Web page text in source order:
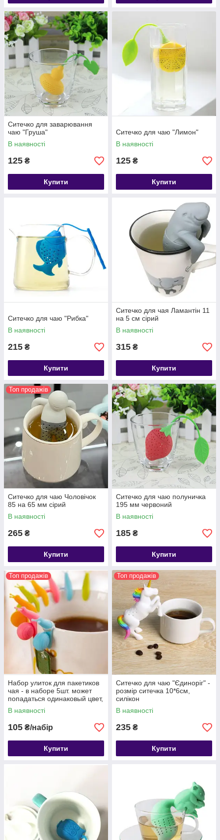
Ситечко для заварювання
чаю "Груша"
В наявності
125 ₴
Купити
Ситечко для чаю "Лимон"
В наявності
125 ₴
Купити
Ситечко для чаю "Рибка"
В наявності
215 ₴
Купити
Ситечко для чая Ламантін 11
на 5 см сірий
В наявності
315 ₴
Купити
Топ продажів
Ситечко для чаю Чоловічок
85 на 65 мм сірий
В наявності
265 ₴
Купити
Ситечко для чаю полуничка
195 мм червоний
В наявності
185 ₴
Купити
Топ продажів
Набор улиток для пакетиков
чая - в наборе 5шт. может
попадаться одинаковый цвет,
размер одной улитки 4см
В наявності
105 ₴/набір
Купити
Топ продажів
Ситечко для чаю "Єдиноріг" -
розмір ситечка 10*6см,
силікон
В наявності
235 ₴
Купити